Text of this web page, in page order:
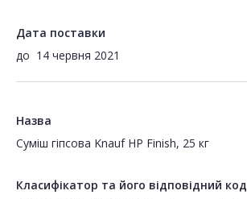
Дата поставки
до 14 червня 2021
Назва
Суміш гіпсова Knauf HP Finish, 25 кг
Класифікатор та його відповідний код